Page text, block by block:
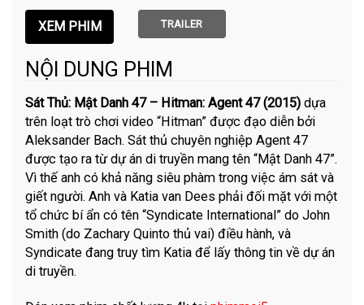
TRAILER
NỘI DUNG PHIM
Sát Thủ: Mật Danh 47 – Hitman: Agent 47 (2015) dựa
trên loạt trò chơi video “Hitman” được đạo diễn bởi
Aleksander Bach. Sát thủ chuyên nghiệp Agent 47
được tạo ra từ dự án di truyền mang tên “Mật Danh 47”.
Vì thế anh có khả năng siêu phàm trong việc ám sát và
giết người. Anh và Katia van Dees phải đối mặt với một
tổ chức bí ẩn có tên “Syndicate International” do John
Smith (do Zachary Quinto thủ vai) điều hành, và
Syndicate đang truy tìm Katia để lấy thông tin về dự án
di truyền.